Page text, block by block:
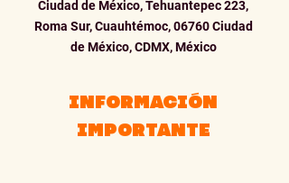
Ciudad de México, Tehuantepec 223,
Roma Sur, Cuauhtémoc, 06760 Ciudad
de México, CDMX, México
INFORMACIÓN
IMPORTANTE